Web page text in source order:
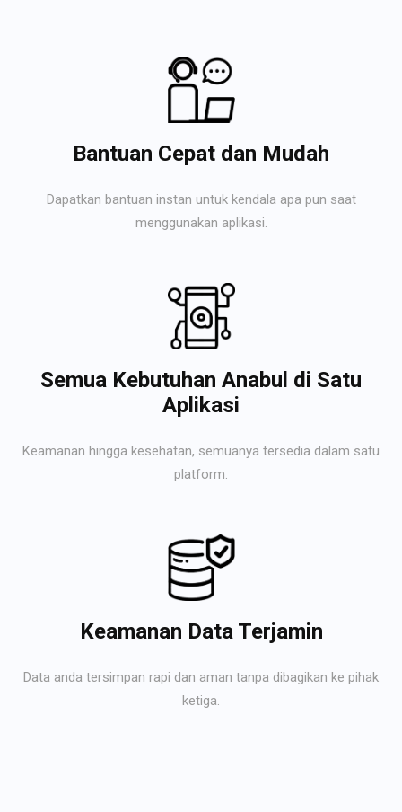
Bantuan Cepat dan Mudah
Dapatkan bantuan instan untuk kendala apa pun saat
menggunakan aplikasi.
Semua Kebutuhan Anabul di Satu
Aplikasi
Keamanan hingga kesehatan, semuanya tersedia dalam satu
platform.
Keamanan Data Terjamin
Data anda tersimpan rapi dan aman tanpa dibagikan ke pihak
ketiga.